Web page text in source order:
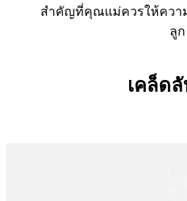
สำคัญที่คุณแม่ควรให้ควา
ลูก
เคล็ด